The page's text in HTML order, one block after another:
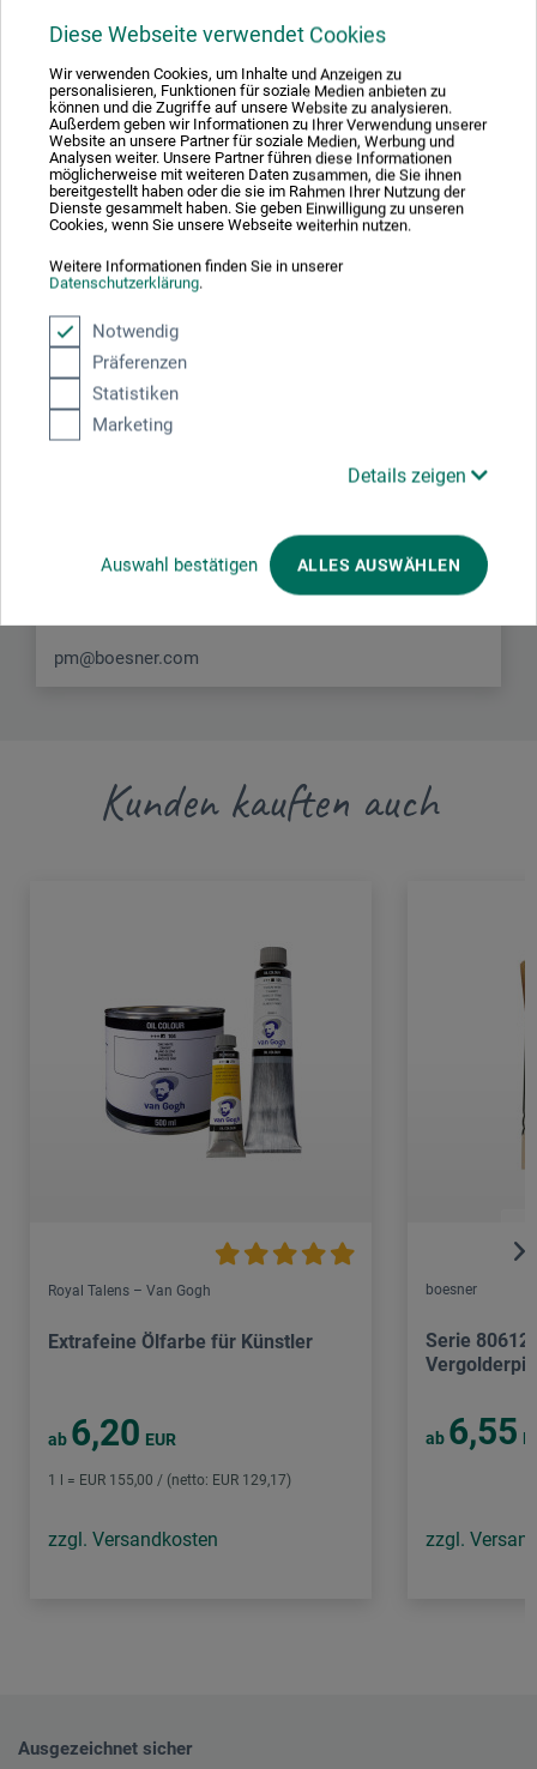
Diese Webseite verwendet Cookies
Wir verwenden Cookies, um Inhalte und Anzeigen zu
personalisieren, Funktionen für soziale Medien anbieten zu
können und die Zugriffe auf unsere Website zu analysieren.
Außerdem geben wir Informationen zu Ihrer Verwendung unserer
Website an unsere Partner für soziale Medien, Werbung und
Analysen weiter. Unsere Partner führen diese Informationen
möglicherweise mit weiteren Daten zusammen, die Sie ihnen
bereitgestellt haben oder die sie im Rahmen Ihrer Nutzung der
Dienste gesammelt haben. Sie geben Einwilligung zu unseren
Cookies, wenn Sie unsere Webseite weiterhin nutzen.
Weitere Informationen finden Sie in unserer
Datenschutzerklärung.
Notwendig
Präferenzen
Statistiken
Marketing
Details zeigen
Auswahl bestätigen ALLES AUSWÄHLEN
Schreiben Sie die erste Bewertung zu diesem Produkt
JETZT PRODUKT BEWERTEN
Hersteller-Kontakt
Hier finden Sie die Kontaktdaten des Herstellers zu
boesner GmbH holding + innovations
58456 Witten
pm@boesner.com
Kunden kauften auch
Royal Talens – Van Gogh
Extrafeine Ölfarbe für Künstler
ab 6,20 EUR
1 l = EUR 155,00 / (netto: EUR 129,17)
zzgl. Versandkosten
boesner
Serie
ab 6,55
zzgl.
Ausgezeichnet sicher